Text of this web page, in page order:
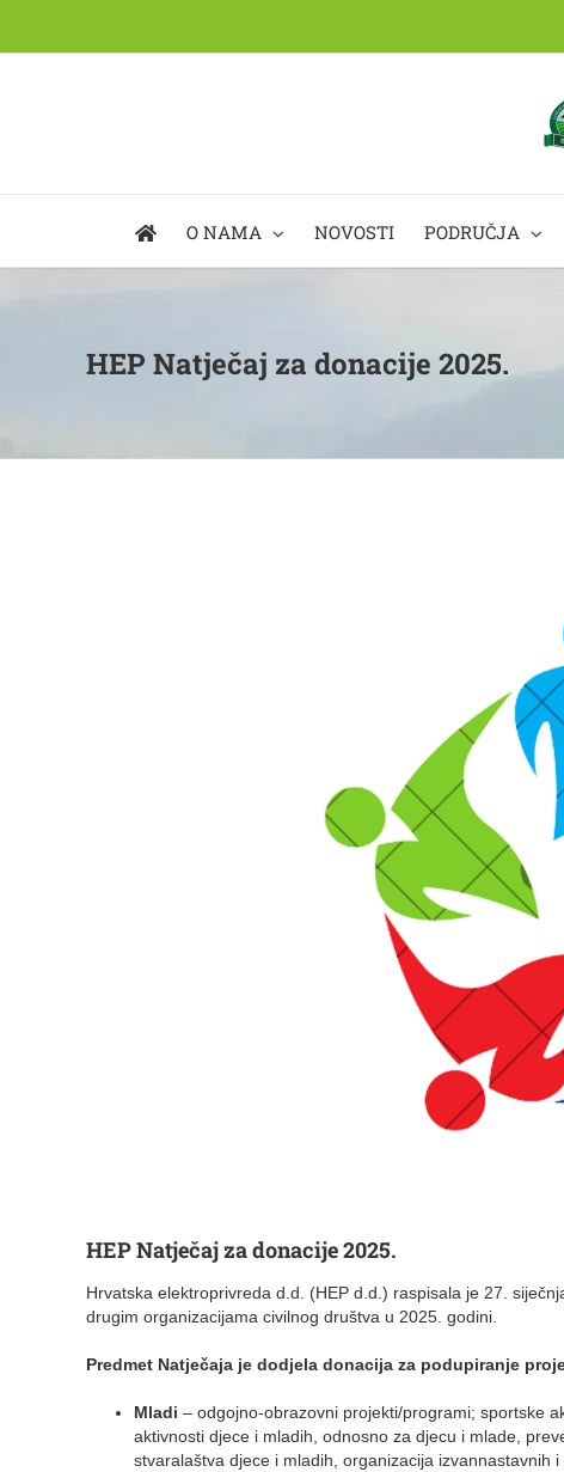
content
O NAMA NOVOSTI PODRUČJA
HEP Natječaj za donacije 2025.
HEP Natječaj za donacije 2025.
Hrvatska elektroprivreda d.d. (HEP d.d.) raspisala je 27.
drugim organizacijama civilnog društva u 2025. godini.
Predmet Natječaja je dodjela donacija za podupiranje
Mladi – odgojno-obrazovni projekti/programi; sportske
aktivnosti djece i mladih, odnosno za djecu i mlade,
stvaralaštva djece i mladih, organizacija izvannastavnih